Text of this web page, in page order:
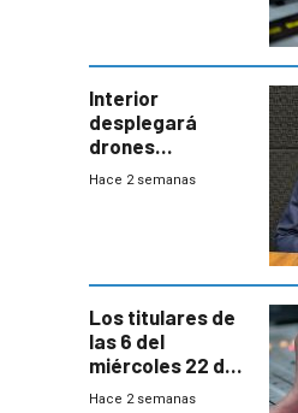
Interior
desplegará
drones
autónomos para
Hace 2 semanas
Los titulares de
las 6 del
miércoles 22 de
julio de 2026
Hace 2 semanas